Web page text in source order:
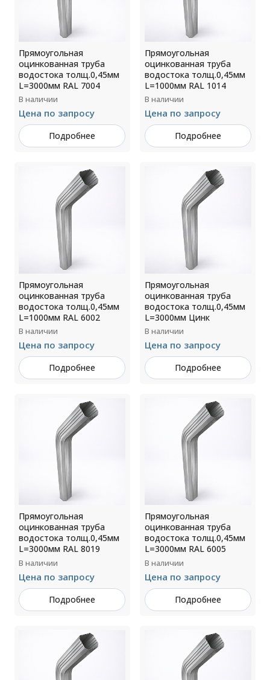
Прямоугольная
оцинкованная труба
водостока толщ.0,45мм
L=3000мм RAL 7004
В наличии
Цена по запросу
Подробнее
Прямоугольная
оцинкованная труба
водостока толщ.0,45мм
L=1000мм RAL 1014
В наличии
Цена по запросу
Подробнее
Прямоугольная
оцинкованная труба
водостока толщ.0,45мм
L=1000мм RAL 6002
В наличии
Цена по запросу
Подробнее
Прямоугольная
оцинкованная труба
водостока толщ.0,45мм
L=3000мм Цинк
В наличии
Цена по запросу
Подробнее
Прямоугольная
оцинкованная труба
водостока толщ.0,45мм
L=3000мм RAL 8019
В наличии
Цена по запросу
Подробнее
Прямоугольная
оцинкованная труба
водостока толщ.0,45мм
L=3000мм RAL 6005
В наличии
Цена по запросу
Подробнее